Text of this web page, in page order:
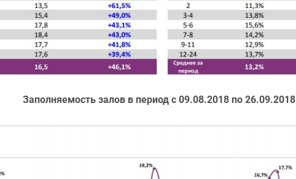
Заполняемость залов в период с 09.08.2018 по 26.09.2018